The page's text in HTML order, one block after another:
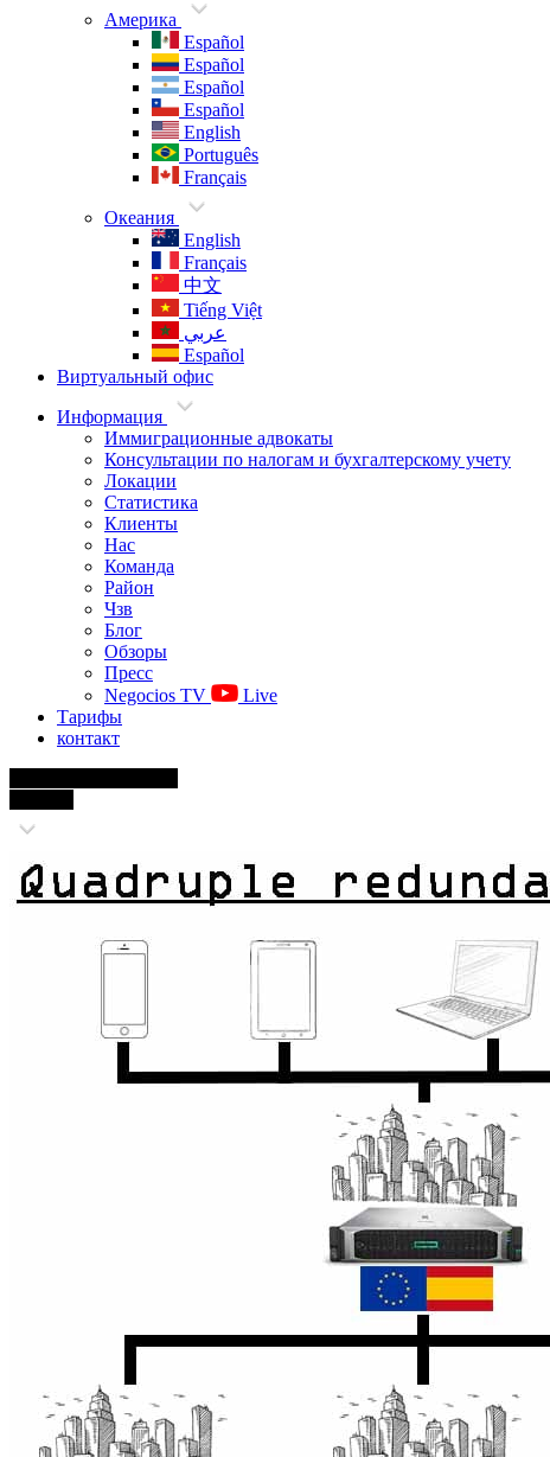
Америка
Español
Español
Español
Español
English
Português
Français
Океания
English
Français
中文
Tiếng Việt
عربي
Español
Виртуальный офис
Информация
Иммиграционные адвокаты
Консультации по налогам и бухгалтерскому учету
Локации
Статистика
Клиенты
Нас
Команда
Район
Чзв
Блог
Обзоры
Пресс
Negocios TV
Live
Тарифы
контакт